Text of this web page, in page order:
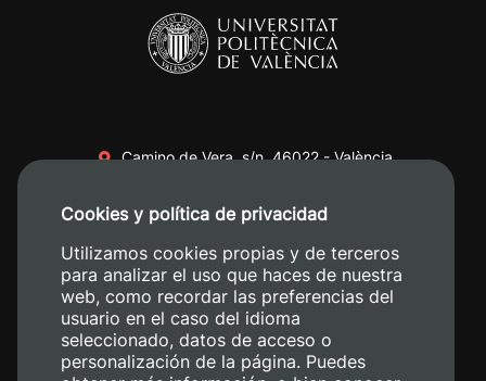
Camino de Vera, s/n. 46022 - València
+34 620 04 00 50
Cookies y política de privacidad
Utilizamos cookies propias y de terceros
para analizar el uso que haces de nuestra
web, como recordar las preferencias del
usuario en el caso del idioma
seleccionado, datos de acceso o
personalización de la página. Puedes